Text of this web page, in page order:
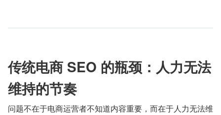
传统电商 SEO 的瓶颈：人力无法
维持的节奏
问题不在于电商运营者不知道内容重要，而在于人力无法维